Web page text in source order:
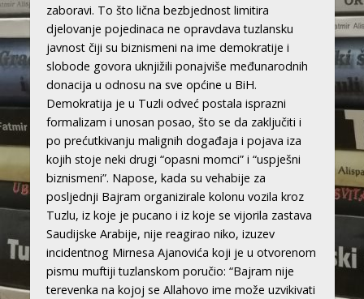
zaboravi. To što lična bezbjednost limitira
djelovanje pojedinaca ne opravdava tuzlansku
javnost čiji su biznismeni na ime demokratije i
slobode govora uknjižili ponajviše međunarodnih
donacija u odnosu na sve općine u BiH.
Demokratija je u Tuzli odveć postala isprazni
formalizam i unosan posao, što se da zaključiti i
po prećutkivanju malignih događaja i pojava iza
kojih stoje neki drugi “opasni momci” i “uspješni
biznismeni”. Napose, kada su vehabije za
posljednji Bajram organizirale kolonu vozila kroz
Tuzlu, iz koje je pucano i iz koje se vijorila zastava
Saudijske Arabije, nije reagirao niko, izuzev
incidentnog Mirnesa Ajanovića koji je u otvorenom
pismu muftiji tuzlanskom poručio: “Bajram nije
terevenka na kojoj se Allahovo ime može uzvikivati